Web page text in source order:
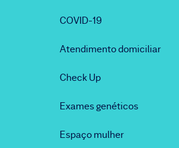
COVID-19
Atendimento domiciliar
Check Up
Exames genéticos
Espaço mulher